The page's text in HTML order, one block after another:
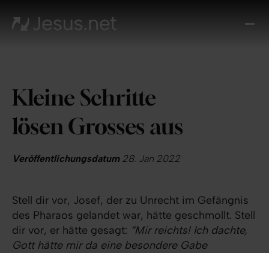
Kleine Schritte
lösen Grosses aus
Veröffentlichungsdatum28. Jan 2022
Stell dir vor, Josef, der zu Unrecht im Gefängnis
des Pharaos gelandet war, hätte geschmollt. Stell
dir vor, er hätte gesagt: “Mir reichts! Ich dachte,
Gott hätte mir da eine besondere Gabe